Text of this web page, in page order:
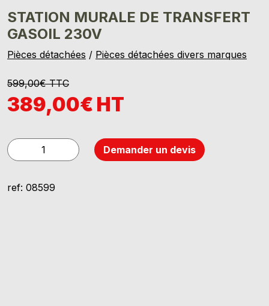
STATION MURALE DE TRANSFERT
GASOIL 230V
Pièces détachées / Pièces détachées divers marques
599,00€ TTC
389,00€ HT
quantité
de
MURALE
Demander un devis
ref: 08599